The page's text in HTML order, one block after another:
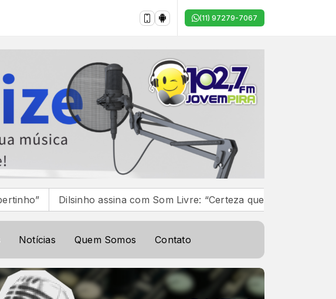
(11) 97279-7067
Dilsinho assina com Som Livre: “Certeza que faremos músicas e
Notícias Quem Somos Contato